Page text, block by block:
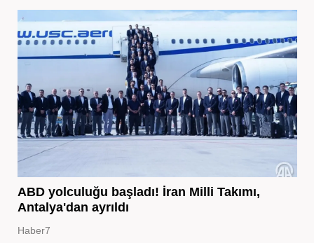
ABD yolculuğu başladı! İran Milli Takımı,
Antalya'dan ayrıldı
Haber7